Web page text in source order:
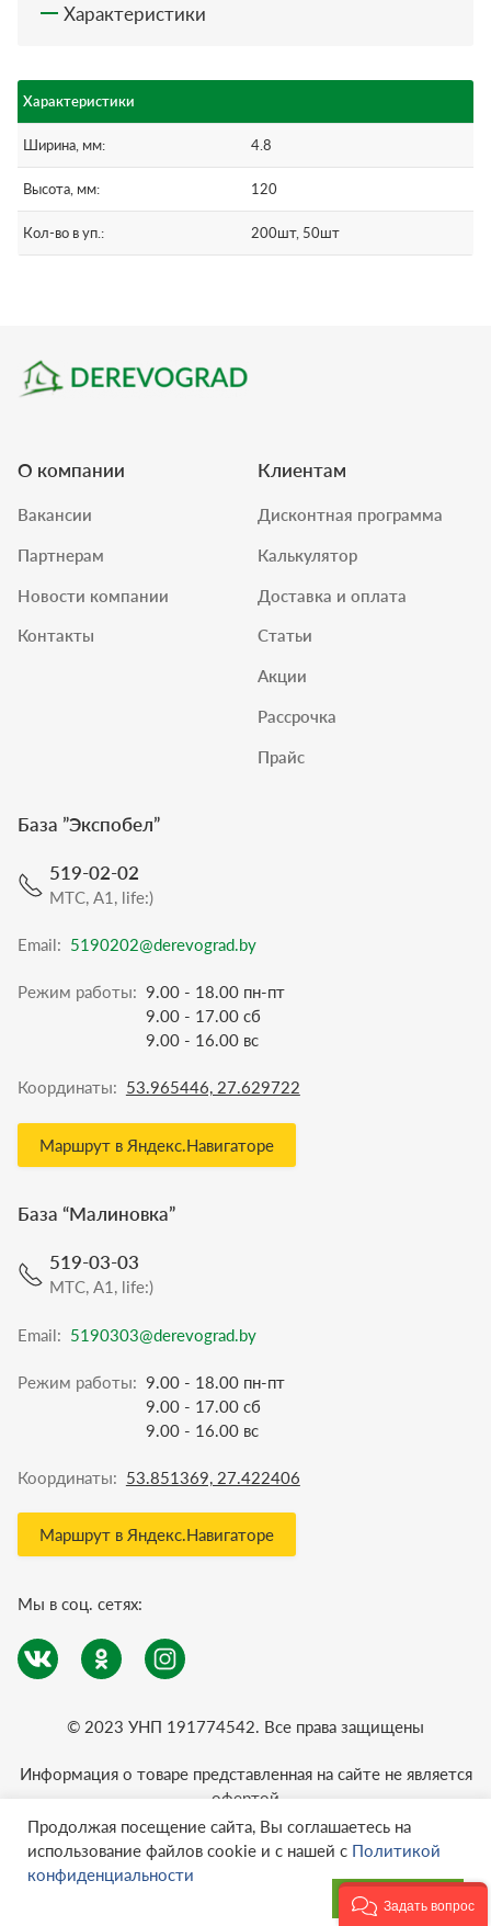
Характеристики
Характеристики
Ширина, мм: 4.8
Высота, мм: 120
Кол-во в уп.: 200шт, 50шт
О компании
Вакансии
Партнерам
Новости компании
Контакты
Клиентам
Дисконтная программа
Калькулятор
Доставка и оплата
Статьи
Акции
Рассрочка
Прайс
База ”Экспобел”
519-02-02
МТС, A1, life:)
Email: 5190202@derevograd.by
Режим работы: 9.00 - 18.00 пн-пт
9.00 - 17.00 сб
9.00 - 16.00 вс
Координаты: 53.965446, 27.629722
Маршрут в Яндекс.Навигаторе
База “Малиновка”
519-03-03
МТС, A1, life:)
Email: 5190303@derevograd.by
Режим работы: 9.00 - 18.00 пн-пт
9.00 - 17.00 сб
9.00 - 16.00 вс
Координаты: 53.851369, 27.422406
Маршрут в Яндекс.Навигаторе
Мы в соц. сетях:
© 2023 УНП 191774542. Все права защищены
Информация о товаре представленная на сайте не является
офертой
Политика конфиденциальности
Продолжая посещение сайта, Вы соглашаетесь на
использование файлов cookie и с нашей с Политикой
конфиденциальности
Даю согласие
Задать вопрос